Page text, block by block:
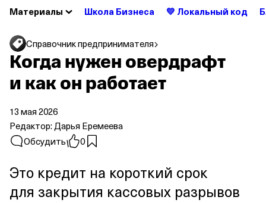
Материалы Школа Бизнеса 💛 Локальный код
Справочник предпринимателя
Когда нужен овердрафт
и как он работает
13 мая 2026
Редактор:Дарья Еремеева
Обсудить
0
Это кредит на короткий срок
для закрытия кассовых разрывов